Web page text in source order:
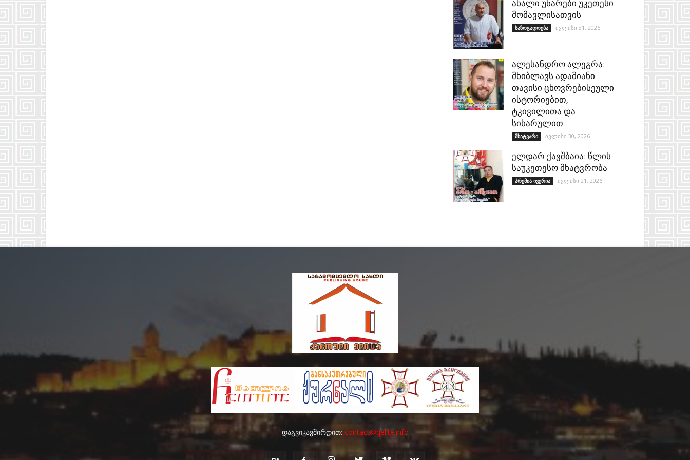
ახალი უნარები უკეთესი
მომავლისათვის
საზოგადოება ივლისი 31, 2026
ალესანდრო ალეგრა:
მხიბლავს ადამიანი
თავისი ცხოვრებისეული
ისტორიებით,
ტკივილითა და
სიხარულით…
მხატვარი ივლისი 30, 2026
ელდარ ქავშბაია: წლის
საუკეთესო მხატვრობა
პრემია ივერია ივლისი 21, 2026
დაგვიკავშირდით: contact@qelite.info